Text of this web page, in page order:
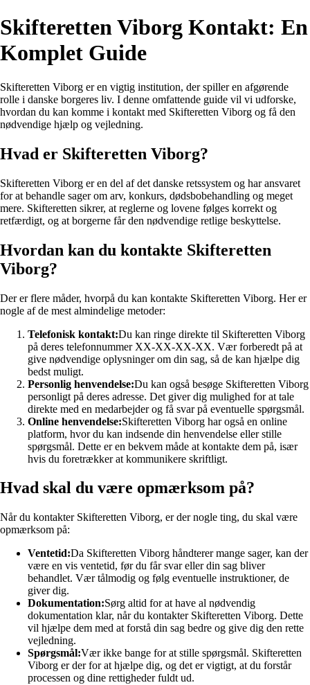
Skifteretten Viborg Kontakt: En
Komplet Guide
Skifteretten Viborg er en vigtig institution, der spiller en afgørende
rolle i danske borgeres liv. I denne omfattende guide vil vi udforske,
hvordan du kan komme i kontakt med Skifteretten Viborg og få den
nødvendige hjælp og vejledning.
Hvad er Skifteretten Viborg?
Skifteretten Viborg er en del af det danske retssystem og har ansvaret
for at behandle sager om arv, konkurs, dødsbobehandling og meget
mere. Skifteretten sikrer, at reglerne og lovene følges korrekt og
retfærdigt, og at borgerne får den nødvendige retlige beskyttelse.
Hvordan kan du kontakte Skifteretten
Viborg?
Der er flere måder, hvorpå du kan kontakte Skifteretten Viborg. Her er
nogle af de mest almindelige metoder:
Telefonisk kontakt:Du kan ringe direkte til Skifteretten Viborg
på deres telefonnummer XX-XX-XX-XX. Vær forberedt på at
give nødvendige oplysninger om din sag, så de kan hjælpe dig
bedst muligt.
Personlig henvendelse:Du kan også besøge Skifteretten Viborg
personligt på deres adresse. Det giver dig mulighed for at tale
direkte med en medarbejder og få svar på eventuelle spørgsmål.
Online henvendelse:Skifteretten Viborg har også en online
platform, hvor du kan indsende din henvendelse eller stille
spørgsmål. Dette er en bekvem måde at kontakte dem på, især
hvis du foretrækker at kommunikere skriftligt.
Hvad skal du være opmærksom på?
Når du kontakter Skifteretten Viborg, er der nogle ting, du skal være
opmærksom på:
Ventetid:Da Skifteretten Viborg håndterer mange sager, kan der
være en vis ventetid, før du får svar eller din sag bliver
behandlet. Vær tålmodig og følg eventuelle instruktioner, de
giver dig.
Dokumentation:Sørg altid for at have al nødvendig
dokumentation klar, når du kontakter Skifteretten Viborg. Dette
vil hjælpe dem med at forstå din sag bedre og give dig den rette
vejledning.
Spørgsmål:Vær ikke bange for at stille spørgsmål. Skifteretten
Viborg er der for at hjælpe dig, og det er vigtigt, at du forstår
processen og dine rettigheder fuldt ud.